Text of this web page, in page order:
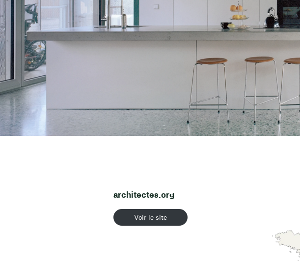
architectes.org
Voir le site